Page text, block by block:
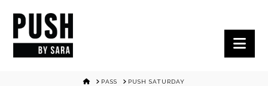
HOMEPASS PUSH SATURDAY